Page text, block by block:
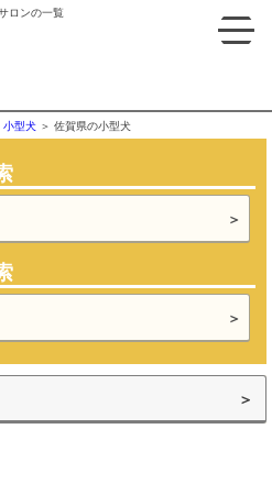
ロンの一覧
小型犬 佐賀県の小型犬